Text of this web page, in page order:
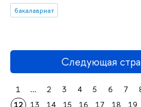
бакалавриат
Следующая
1 ... 2 3 4 5 6 7
12
13 14 15 16 17 18 19